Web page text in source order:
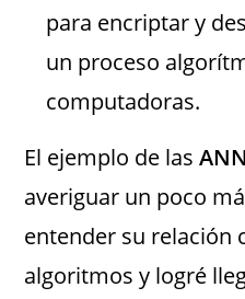
para encriptar y
un proceso
computadoras.
El ejemplo de las
averiguar un poco
entender su relación
algoritmos y logré